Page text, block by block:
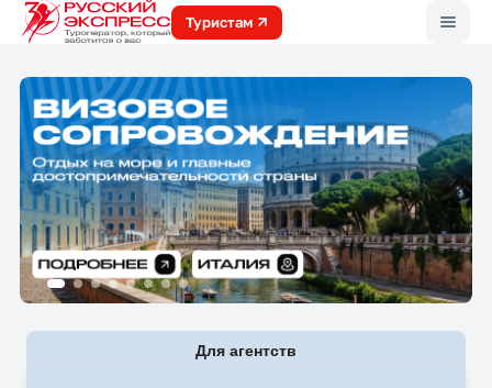
Туристам
Для агентств